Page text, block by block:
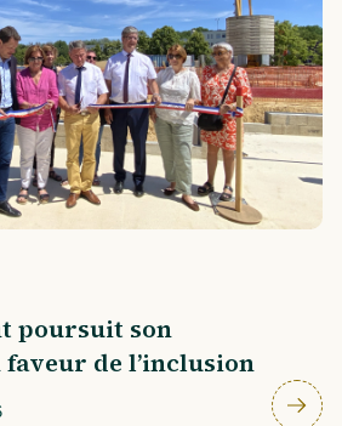
poursuit son
faveur de l’inclusion